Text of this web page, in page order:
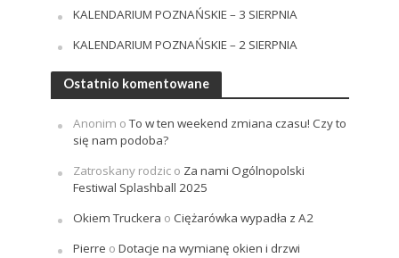
KALENDARIUM POZNAŃSKIE – 3 SIERPNIA
KALENDARIUM POZNAŃSKIE – 2 SIERPNIA
Ostatnio komentowane
Anonim oTo w ten weekend zmiana czasu! Czy to
się nam podoba?
Zatroskany rodzico Za nami Ogólnopolski
Festiwal Splashball 2025
Okiem Truckera o Ciężarówka wypadła z A2
Pierre o Dotacje na wymianę okien i drzwi